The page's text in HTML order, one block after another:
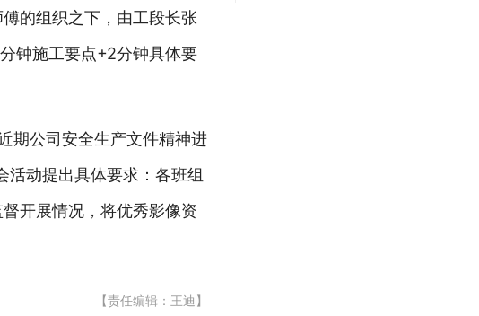
的组织之下，由工段长张
钟施工要点+2分钟具体要
期公司安全生产文件精神进
活动提出具体要求：各班组
开展情况，将优秀影像资
【责任编辑：王迪】